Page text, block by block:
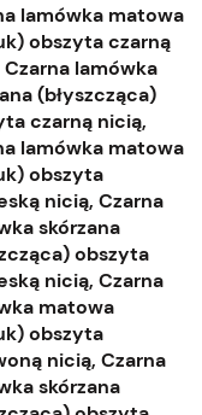
lamówka matowa
obszyta czarną
Czarna lamówka
(błyszcząca)
czarną nicią,
lamówka matowa
obszyta
nicią, Czarna
skórzana
obszyta
nicią, Czarna
matowa
obszyta
nicią, Czarna
skórzana